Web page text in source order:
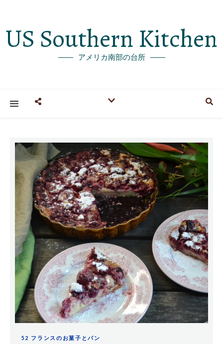
US Southern Kitchen
アメリカ南部の台所
52 フランスのお菓子とパン